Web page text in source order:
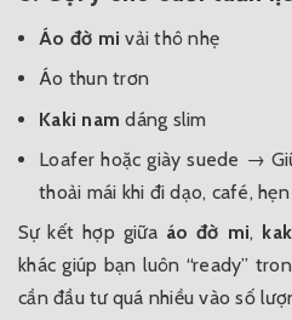
Áo đờ mi vải thô nhẹ
Áo thun trơn
Kaki nam dáng slim
Loafer hoặc giày suede →
thoải mái khi đi dạo, café,
Sự kết hợp giữa áo đờ mi,
khác giúp bạn luôn “ready”
cần đầu tư quá nhiều vào số